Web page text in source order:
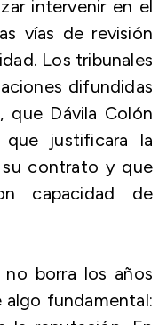
intervenir en el
vías de revisión
Los tribunales
difundidas
que Dávila Colón
justificara la
su contrato y que
capacidad de
no borra los años
algo fundamental: